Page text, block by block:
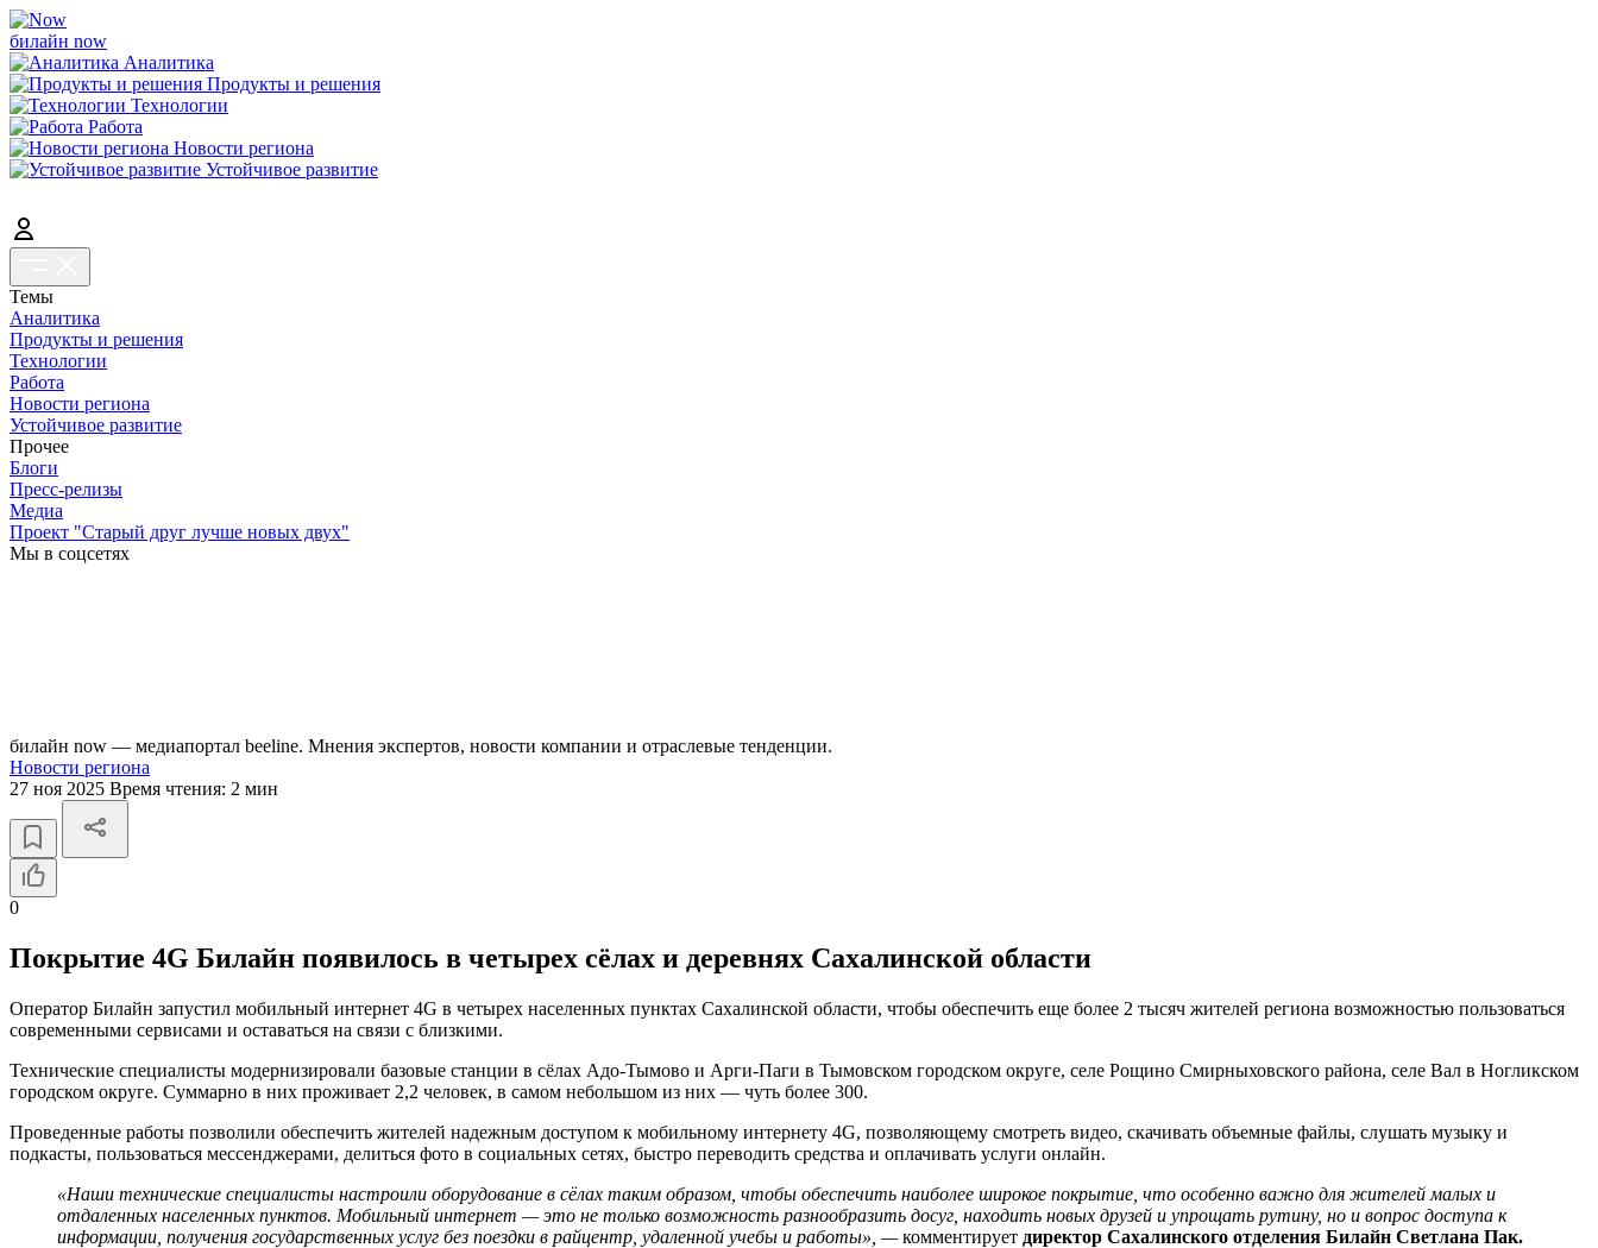
билайн now
Аналитика
Продукты и решения
Технологии
Работа
Новости региона
Устойчивое развитие
Темы
Аналитика
Продукты и решения
Технологии
Работа
Новости региона
Устойчивое развитие
Прочее
Блоги
Пресс-релизы
Медиа
Проект "Старый друг лучше новых двух"
Мы в соцсетях
билайн now — медиапортал beeline. Мнения экспертов, новости компании и отраслевые тенденции.
Новости региона
27 ноя 2025 Время чтения: 2 мин
0
Покрытие 4G Билайн появилось в четырех сёлах и деревнях Сахалинской области
Оператор Билайн запустил мобильный интернет 4G в четырех населенных пунктах Сахалинской области, чтобы обеспечить еще более 2 тысяч жителей региона возможностью пользоваться
современными сервисами и оставаться на связи с близкими.
Технические специалисты модернизировали базовые станции в сёлах Адо-Тымово и Арги-Паги в Тымовском городском округе, селе Рощино Смирныховского района, селе Вал в Ногликском
городском округе. Суммарно в них проживает 2,2 человек, в самом небольшом из них — чуть более 300.
Проведенные работы позволили обеспечить жителей надежным доступом к мобильному интернету 4G, позволяющему смотреть видео, скачивать объемные файлы, слушать музыку и
подкасты, пользоваться мессенджерами, делиться фото в социальных сетях, быстро переводить средства и оплачивать услуги онлайн.
«Наши технические специалисты настроили оборудование в сёлах таким образом, чтобы обеспечить наиболее широкое покрытие, что особенно важно для жителей малых и
отдаленных населенных пунктов. Мобильный интернет — это не только возможность разнообразить досуг, находить новых друзей и упрощать рутину, но и вопрос доступа к
информации, получения государственных услуг без поездки в райцентр, удаленной учебы и работы», —комментирует директор Сахалинского отделения Билайн Светлана Пак.